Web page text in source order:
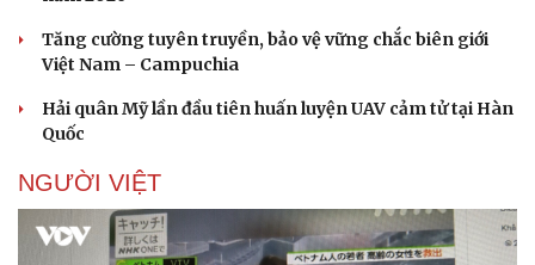
Doanh nghiệp
Thông tin doanh nghiệp
Doanh nghiệp 24h
Doanh nhân
Vì cộng đồng
Công nghệ
Trải nghiệm
Tăng cường tuyên truyền, bảo vệ vững chắc biên giới
Việt Nam – Campuchia
Hải quân Mỹ lần đầu tiên huấn luyện UAV cảm tử tại Hàn
Quốc
NGƯỜI VIỆT